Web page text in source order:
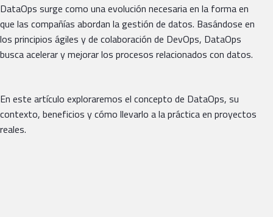
DataOps surge como una evolución necesaria en la forma en
que las compañías abordan la gestión de datos. Basándose en
los principios ágiles y de colaboración de DevOps, DataOps
busca acelerar y mejorar los procesos relacionados con datos.
En este artículo exploraremos el concepto de DataOps, su
contexto, beneficios y cómo llevarlo a la práctica en proyectos
reales.